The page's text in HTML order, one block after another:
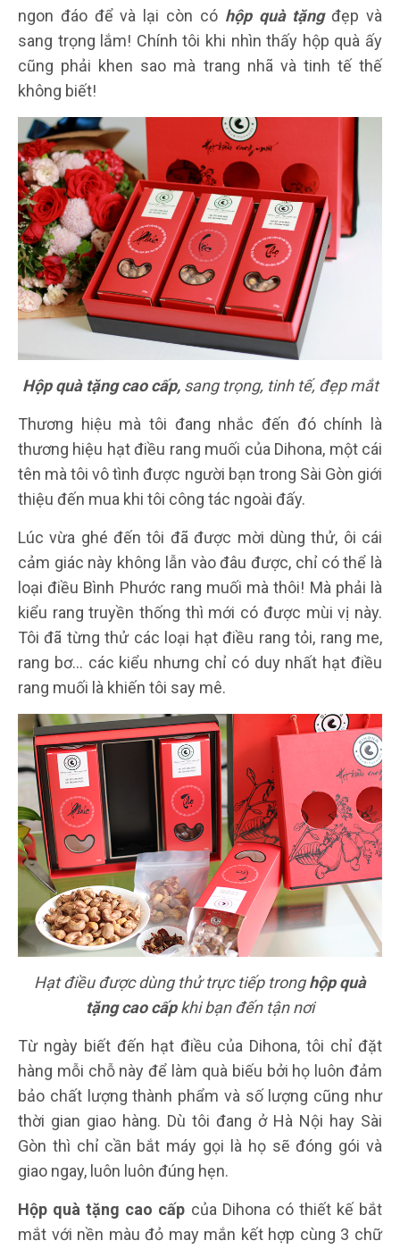
ngon đáo để và lại còn có hộp quà tặngđẹp và
sang trọng lắm! Chính tôi khi nhìn thấy hộp quà ấy
cũng phải khen sao mà trang nhã và tinh tế thế
không biết!
Hộp quà tặng cao cấp,sang trọng, tinh tế, đẹp mắt
Thương hiệu mà tôi đang nhắc đến đó chính là
thương hiệu hạt điều rang muối của Dihona, một cái
tên mà tôi vô tình được người bạn trong Sài Gòn giới
thiệu đến mua khi tôi công tác ngoài đấy.
Lúc vừa ghé đến tôi đã được mời dùng thử, ôi cái
cảm giác này không lẫn vào đâu được, chỉ có thể là
loại điều Bình Phước rang muối mà thôi! Mà phải là
kiểu rang truyền thống thì mới có được mùi vị này.
Tôi đã từng thử các loại hạt điều rang tỏi, rang me,
rang bơ... các kiểu nhưng chỉ có duy nhất hạt điều
rang muối là khiến tôi say mê.
Hạt điều được dùng thử trực tiếp tronghộp quà
tặng cao cấpkhi bạn đến tận nơi
Từ ngày biết đến hạt điều của Dihona, tôi chỉ đặt
hàng mỗi chỗ này để làm quà biếu bởi họ luôn đảm
bảo chất lượng thành phẩm và số lượng cũng như
thời gian giao hàng. Dù tôi đang ở Hà Nội hay Sài
Gòn thì chỉ cần bắt máy gọi là họ sẽ đóng gói và
giao ngay, luôn luôn đúng hẹn.
Hộp quà tặng cao cấp của Dihona có thiết kế bắt
mắt với nền màu đỏ may mắn kết hợp cùng 3 chữ